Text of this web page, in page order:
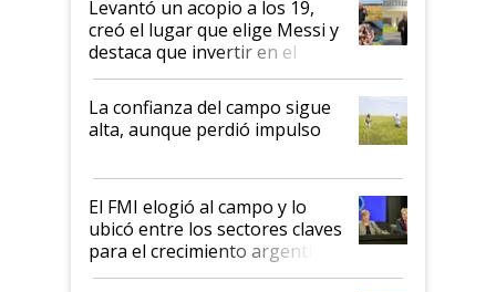
Levantó un acopio a los 19,
creó el lugar que elige Messi y
destaca que invertir en el
kirchnerismo era como "darle
plata a un hijo para droga":
Juan Félix Rossetti, el libertario
que de una dura crisis salió
de Milei
La confianza del campo sigue
alta, aunque perdió impulso
El FMI elogió al campo y lo
ubicó entre los sectores claves
para el crecimiento argentino